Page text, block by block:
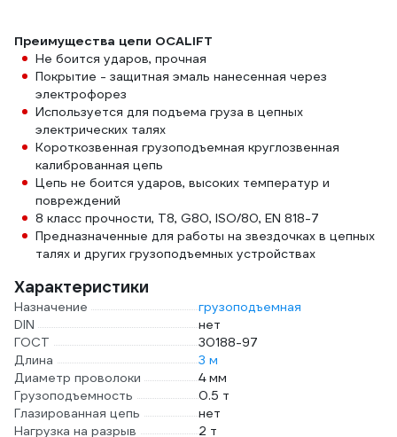
Преимущества цепи OCALIFT
Не боится ударов, прочная
Покрытие - защитная эмаль нанесенная через
электрофорез
Используется для подъема груза в цепных
электрических талях
Короткозвенная грузоподъемная круглозвенная
калиброванная цепь
Цепь не боится ударов, высоких температур и
повреждений
8 класс прочности, Т8, G80, ISO/80, EN 818-7
Предназначенные для работы на звездочках в цепных
талях и других грузоподъемных устройствах
Характеристики
Назначение
грузоподъемная
DIN
нет
ГОСТ
30188-97
Длина
3 м
Диаметр проволоки
4 мм
Грузоподъемность
0.5 т
Глазированная цепь
нет
Нагрузка на разрыв
2 т